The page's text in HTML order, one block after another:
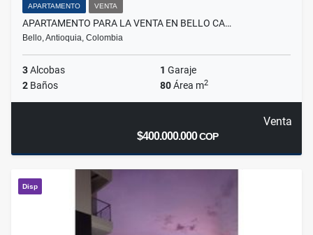
APARTAMENTO VENTA
APARTAMENTO PARA LA VENTA EN BELLO CA…
Bello, Antioquia, Colombia
3Alcobas 1 Garaje
2 Baños 80Área m2
Venta
$400.000.000COP
Disp